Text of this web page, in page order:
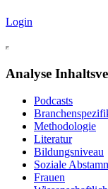
Login
Analyse
Podcasts
Methodologie
Literatur
Bildungsniveau
Soziale
Frauen